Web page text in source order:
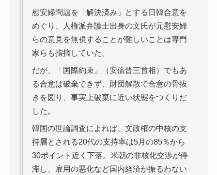
慰安婦問題を「解決済み」とする日韓合意を
めぐり、人権派弁護士出身の文氏が元慰安婦
らの意見を無視することが難しいことは専門
家らも指摘していた。
だが、「国際約束」（安倍晋三首相）でもあ
る合意は破棄できず、財団解散で合意の骨抜
きを図り、事実上破棄に近い状態をつくりだ
した。
韓国の世論調査によれば、文政権の中核の支
持層とされる20代の支持率は5月の85％から
30ポイント近く下落。米朝の非核化交渉が停
滞し、雇用の悪化など国内経済が振るわない